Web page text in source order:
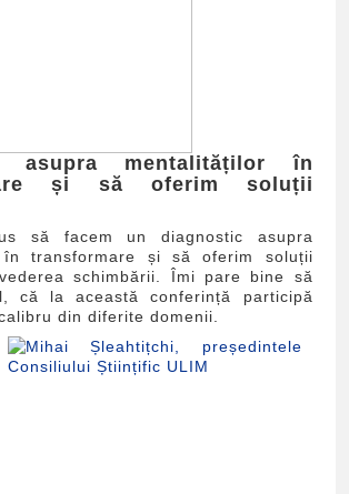
asupra mentalităților în
și să oferim soluții
să facem un diagnostic asupra
în transformare și să oferim soluții
schimbării. Îmi pare bine să
că la această conferință participă
din diferite domenii.